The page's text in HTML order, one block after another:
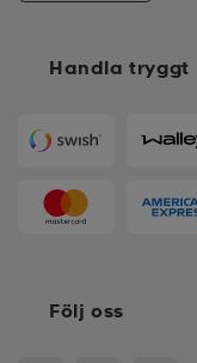
Handla tryggt
Följ oss